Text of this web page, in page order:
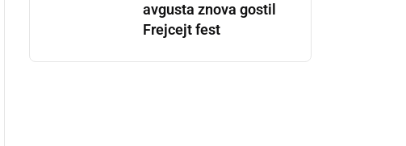
avgusta znova gostil
Frejcejt fest